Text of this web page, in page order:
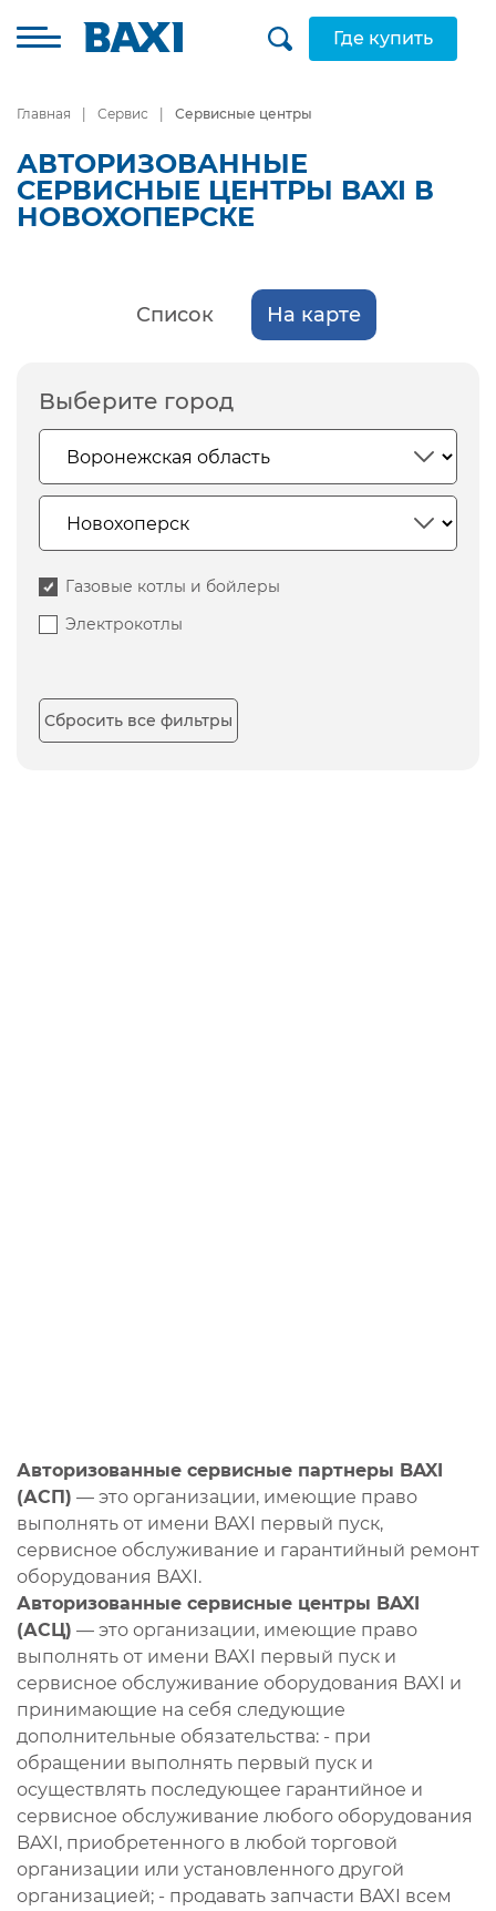
Где купить
Главная Сервис Сервисные центры
АВТОРИЗОВАННЫЕ
СЕРВИСНЫЕ ЦЕНТРЫ BAXI В
НОВОХОПЕРСКЕ
Список На карте
Выберите город
Газовые котлы и бойлеры
Электрокотлы
Сбросить все фильтры
Авторизованные сервисные партнеры BAXI
(АСП) — это организации, имеющие право
выполнять от имени BAXI первый пуск,
сервисное обслуживание и гарантийный ремонт
оборудования BAXI.
Авторизованные сервисные центры BAXI
(АСЦ) — это организации, имеющие право
выполнять от имени BAXI первый пуск и
сервисное обслуживание оборудования BAXI и
принимающие на себя следующие
дополнительные обязательства: - при
обращении выполнять первый пуск и
осуществлять последующее гарантийное и
сервисное обслуживание любого оборудования
BAXI, приобретенного в любой торговой
организации или установленного другой
организацией; - продавать запчасти BAXI всем